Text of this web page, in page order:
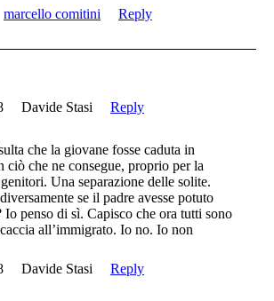
marcello comitini Reply
Davide Stasi Reply
che la giovane fosse caduta in
ciò che ne consegue, proprio per la
Una separazione delle solite.
se il padre avesse potuto
Io penso di sì. Capisco che ora tutti sono
all’immigrato. Io no. Io non
Davide Stasi Reply